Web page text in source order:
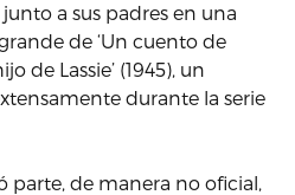
a sus padres en una
de ‘Un cuento de
de Lassie’ (1945), un
durante la serie
de manera no oficial,